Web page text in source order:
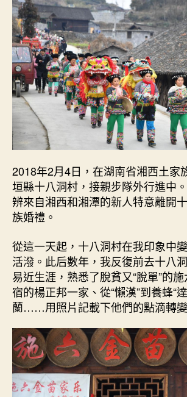
2018年2月4日，在湖南省湘西土家
垣縣十八洞村，接親步隊外行進中
辨來自湘西和湘潭的新人特意離開
族婚禮。
從這一天起，十八洞村在我印象中
活潑。此后數年，我反復前去十八
易近生涯，熟悉了脫貧又“脫單”的
宿的楊正邦一家、從“懶漢”到養蜂“
蘭……用照片記載下他們的點滴轉變